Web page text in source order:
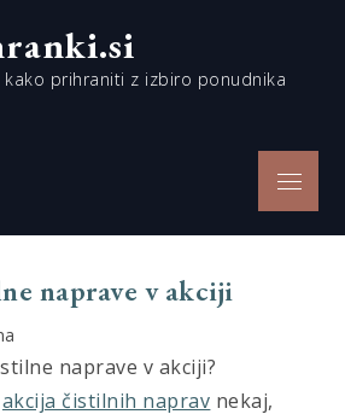
kako prihraniti z izbiro ponudnika
Menu
naprave v akciji
naprave v akciji?
akcija čistilnih naprav nekaj,